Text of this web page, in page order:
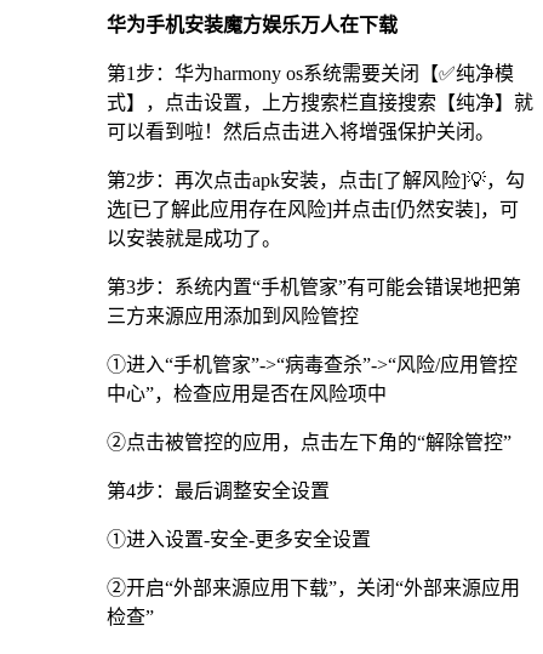
华为手机安装魔方娱乐万人在下载
第1步：华为harmony os系统需要关闭【✅纯净模
式】，点击设置，上方搜索栏直接搜索【纯净】就
可以看到啦！然后点击进入将增强保护关闭。
第2步：再次点击apk安装，点击[了解风险]💡，勾
选[已了解此应用存在风险]并点击[仍然安装]，可
以安装就是成功了。
第3步：系统内置“手机管家”有可能会错误地把第
三方来源应用添加到风险管控
①进入“手机管家”->“病毒查杀”->“风险/应用管控
中心”，检查应用是否在风险项中
②点击被管控的应用，点击左下角的“解除管控”
第4步：最后调整安全设置
①进入设置-安全-更多安全设置
②开启“外部来源应用下载”，关闭“外部来源应用
检查”